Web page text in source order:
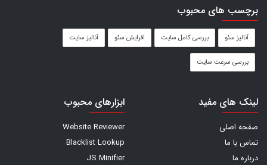
برچسب های محبوب
آنالیز سئو بررسی کامل سایت افرایش سئو آنالیز سایت
بررسی سرعت سایت
لینک های مفید
صفحه اصلی
تماس با ما
درباره ما
ابزارهای محبوب
Website Reviewer
Blacklist Lookup
JS Minifier